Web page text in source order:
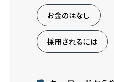
お金のはなし
採用されるには